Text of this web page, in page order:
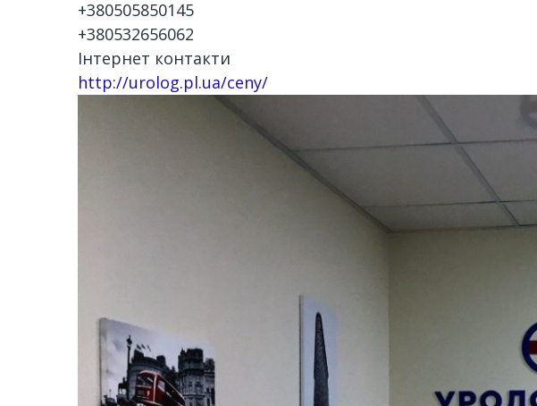
+380505850145
+380532656062
Інтернет контакти
http://urolog.pl.ua/ceny/